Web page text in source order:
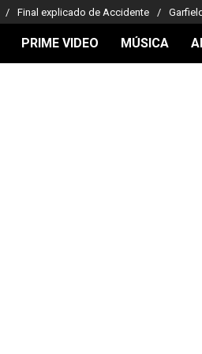
Final explicado de Accidente
PRIME VIDEO MÚSICA